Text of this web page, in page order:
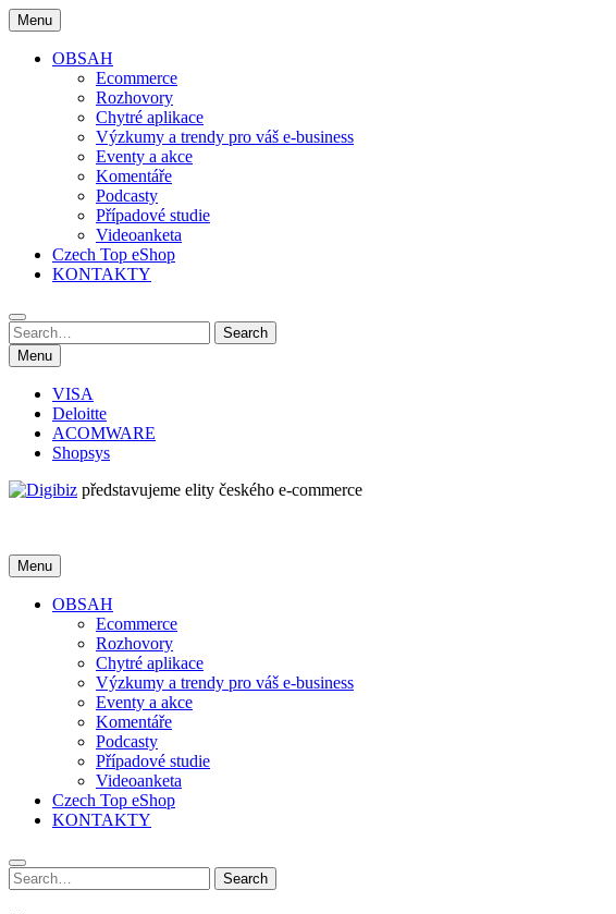
Skip
to
content
Menu
OBSAH
Ecommerce
Rozhovory
Chytré aplikace
Výzkumy a trendy pro váš e-business
Eventy a akce
Komentáře
Podcasty
Případové studie
Videoanketa
Czech Top eShop
KONTAKTY
Search
for:
Search
Menu
VISA
Deloitte
ACOMWARE
Shopsys
představujeme elity českého e-commerce
Menu
OBSAH
Ecommerce
Rozhovory
Chytré aplikace
Výzkumy a trendy pro váš e-business
Eventy a akce
Komentáře
Podcasty
Případové studie
Videoanketa
Czech Top eShop
KONTAKTY
Search
for:
Search